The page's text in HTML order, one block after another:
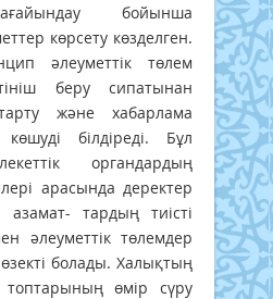
бойынша
көрсету көзделген.
әлеуметтік төлем
беру сипатынан
және хабарлама
білдіреді. Бұл
органдардың
арасында деректер
тардың тиісті
әлеуметтік төлемдер
болады. Халықтың
топтарының өмір сүру